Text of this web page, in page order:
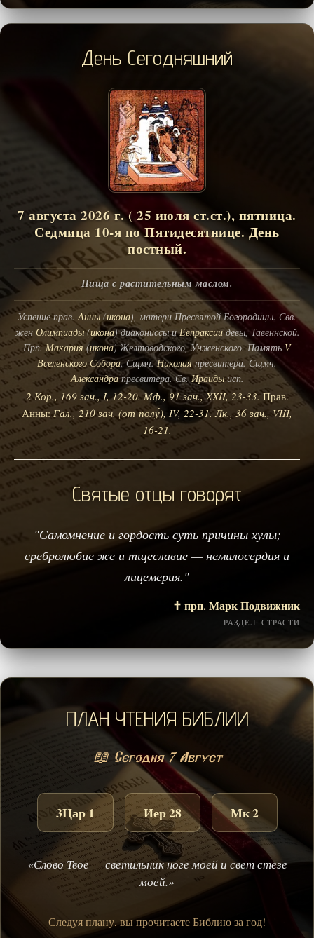
День Сегодняшний
7 августа 2026 г. ( 25 июля ст.ст.), пятница.
Седмица 10-я по Пятидесятнице. День
постный.
Пища с растительным маслом.
Успение прав. Анны(икона), матери Пресвятой Богородицы. Свв.
жен Олимпиады(икона) диакониссы иЕвпраксиидевы, Тавеннской.
Прп.Макария(икона) Желтоводского, Унженского. Память V
Вселенского Собора. Сщмч.Николая пресвитера. Сщмч.
Александрапресвитера. Св.Ираидыисп.
2 Кор., 169 зач., I, 12-20. Мф., 91 зач., XXII, 23-33.Прав.
Анны:Гал., 210 зач. (от полу́), IV, 22-31. Лк., 36 зач., VIII,
16-21.
Святые отцы говорят
"Самомнение и гордость суть причины хулы;
сребролюбие же и тщеславие — немилосердия и
лицемерия."
✝️ прп. Марк Подвижник
РАЗДЕЛ: СТРАСТИ
ПЛАН ЧТЕНИЯ БИБЛИИ
📖 Сегодня 7 Август
3Цар 1 Иер 28 Мк 2
«Слово Твое — светильник ноге моей и свет стезе
моей.»
Следуя плану, вы прочитаете Библию за год!